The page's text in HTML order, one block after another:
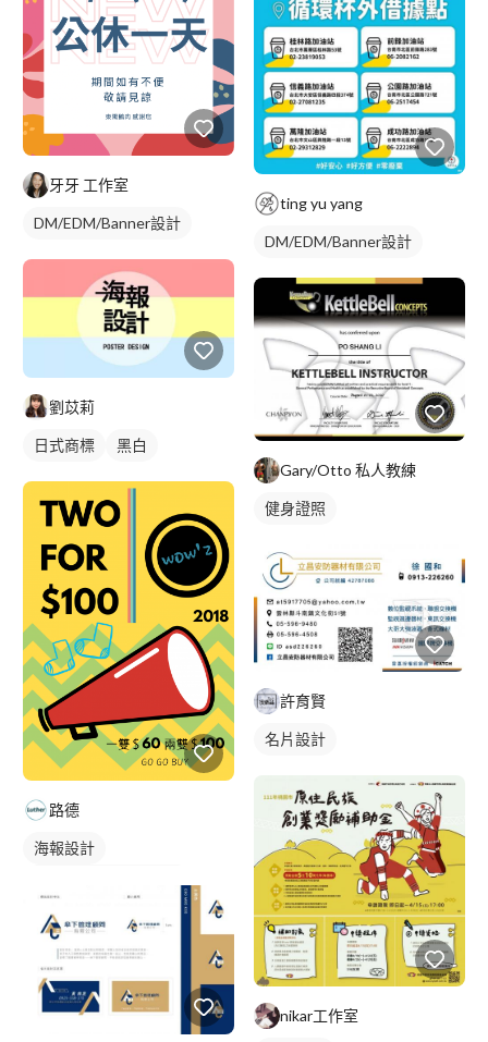
牙牙 工作室
DM/EDM/Banner設計
劉苡莉
日式商標 黑白
路德
海報設計
ting yu yang
DM/EDM/Banner設計
Gary/Otto 私人教練
健身證照
許育賢
名片設計
nikar工作室